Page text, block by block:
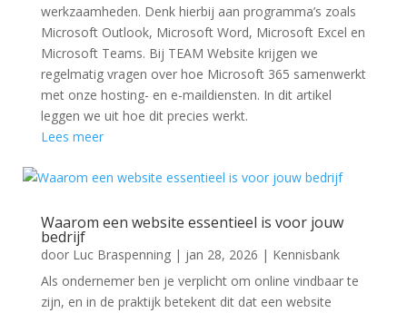
werkzaamheden. Denk hierbij aan programma’s zoals
Microsoft Outlook, Microsoft Word, Microsoft Excel en
Microsoft Teams. Bij TEAM Website krijgen we
regelmatig vragen over hoe Microsoft 365 samenwerkt
met onze hosting- en e-maildiensten. In dit artikel
leggen we uit hoe dit precies werkt.
Lees meer
Waarom een website essentieel is voor jouw
bedrijf
door Luc Braspenning| jan 28, 2026 | Kennisbank
Als ondernemer ben je verplicht om online vindbaar te
zijn, en in de praktijk betekent dit dat een website